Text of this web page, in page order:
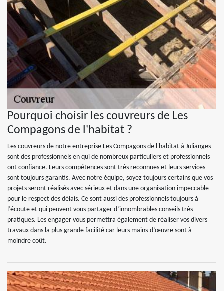
Pourquoi choisir les couvreurs de Les
Compagons de l'habitat ?
Les couvreurs de notre entreprise Les Compagons de l'habitat à Julianges
sont des professionnels en qui de nombreux particuliers et professionnels
ont confiance. Leurs compétences sont très reconnues et leurs services
sont toujours garantis. Avec notre équipe, soyez toujours certains que vos
projets seront réalisés avec sérieux et dans une organisation impeccable
pour le respect des délais. Ce sont aussi des professionnels toujours à
l’écoute et qui peuvent vous partager d’innombrables conseils très
pratiques. Les engager vous permettra également de réaliser vos divers
travaux dans la plus grande facilité car leurs mains-d’œuvre sont à
moindre coût.